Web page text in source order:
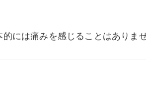
には痛みを感じることはありませ